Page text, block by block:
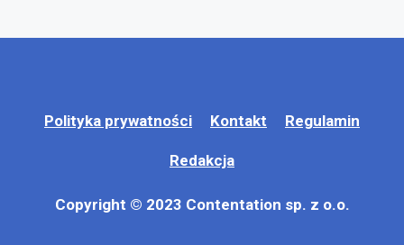
Polityka prywatności Kontakt Regulamin
Redakcja
Copyright © 2023 Contentation sp. z o.o.